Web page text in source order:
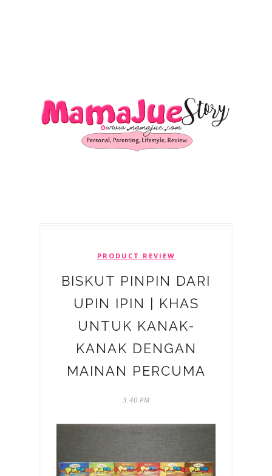
PRODUCT REVIEW
BISKUT PINPIN DARI
UPIN IPIN | KHAS
UNTUK KANAK-
KANAK DENGAN
MAINAN PERCUMA
3:40 PM